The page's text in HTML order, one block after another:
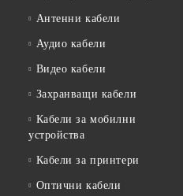
Антенни кабели
Аудио кабели
Видео кабели
Захранващи кабели
Кабели за мобилни
устройства
Кабели за принтери
Оптични кабели